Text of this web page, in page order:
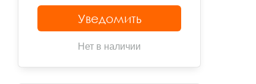
Уведомить
Нет в наличии